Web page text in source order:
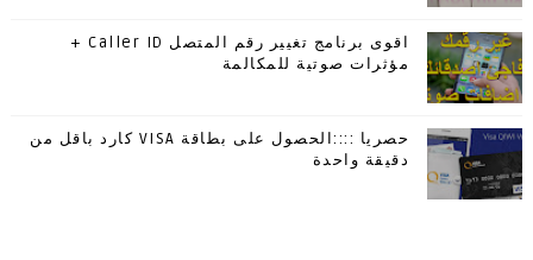
اقوى برنامج تغيير رقم المتصل Caller ID +
مؤثرات صوتية للمكالمة
حصريا ::::الحصول على بطاقة VISA كارد باقل من
دقيقة واحدة